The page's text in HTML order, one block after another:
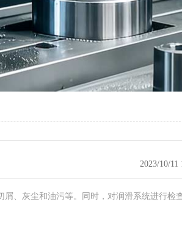
2023/10/11
、灰尘和油污等。同时，对润滑系统进行检